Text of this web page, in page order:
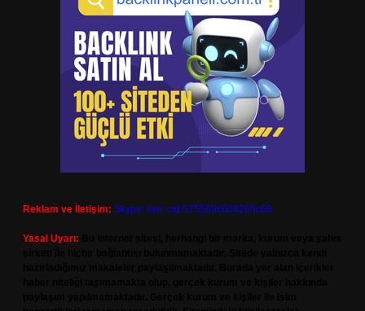
Reklam ve İletişim: Skype: live:.cid.575569c608265c69
Yasal Uyarı: